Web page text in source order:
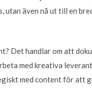
även nå ut till en
Det handlar om att
med kreativa
med content för att